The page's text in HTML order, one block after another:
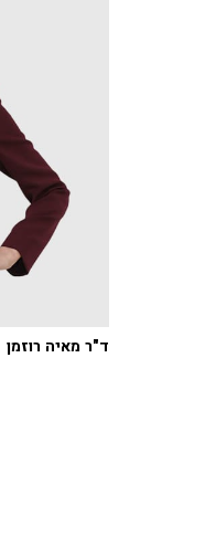
ד"ר מאיה רוזמן